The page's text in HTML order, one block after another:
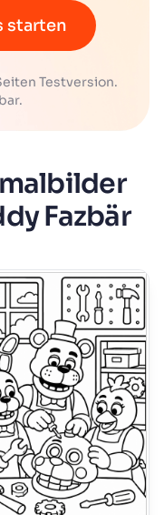
starten
Testversion.
Fazbär